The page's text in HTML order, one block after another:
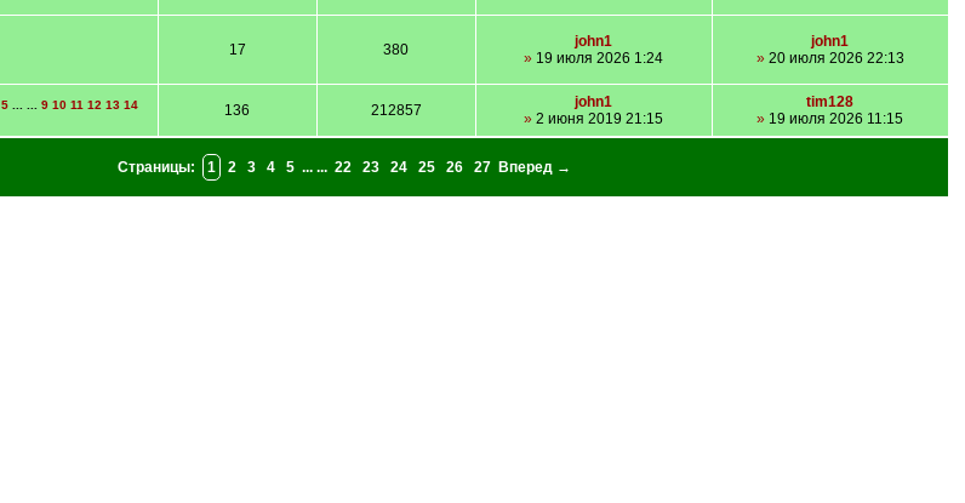
17 380
john1
» 19 июля 2026 1:24
john1
»20 июля 2026 22:13
5... ... 9 10 11 12 13 14 136 212857
john1
» 2 июня 2019 21:15
tim128
» 19 июля 2026 11:15
Страницы: 1 2 3 4 5 ... ... 22 23 24 25 26 27 Вперед →